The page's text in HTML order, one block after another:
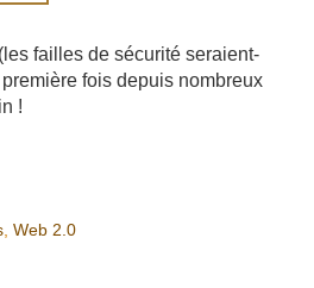
failles de sécurité seraient-
fois depuis nombreux
!
, Web 2.0